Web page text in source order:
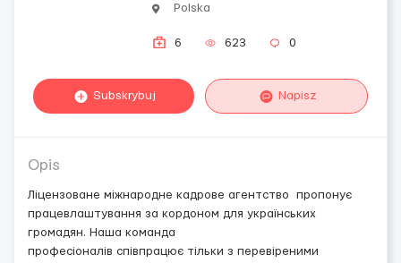
Polska
6 623 0
Subskrybuj Napisz
Opis
Ліцензоване міжнародне кадрове агентство пропонує
працевлаштування за кордоном для українських
громадян. Наша команда
професіоналів співпрацює тільки з перевіреними